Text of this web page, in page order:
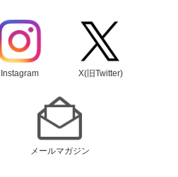
Instagram X(旧Twitter)
メールマガジン